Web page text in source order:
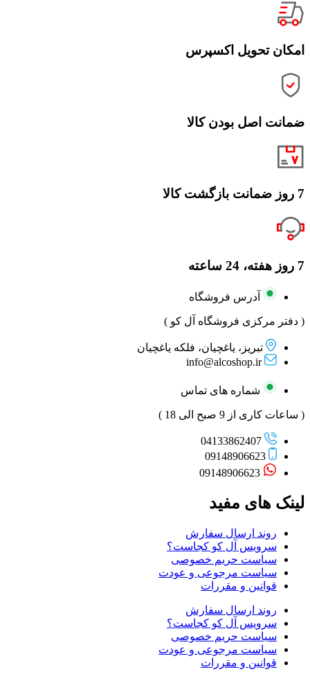
امکان تحویل اکسپرس
ضمانت اصل بودن کالا
7 روز ضمانت بازگشت کالا
7 روز هفته، 24 ساعته
آدرس فروشگاه
( دفتر مرکزی فروشگاه آل کو )
تبریز، یاغچیان، فلکه یاغچیان
info@alcoshop.ir
شماره های تماس
( ساعات کاری از 9 صبح الی 18 )
04133862407
09148906623
09148906623
لینک های مفید
روند ارسال سفارش
سرویس آل کو کجاست؟
سیاست حریم خصوصی
سیاست مرجوعی و عودت
قوانین و مقررات
روند ارسال سفارش
سرویس آل کو کجاست؟
سیاست حریم خصوصی
سیاست مرجوعی و عودت
قوانین و مقررات